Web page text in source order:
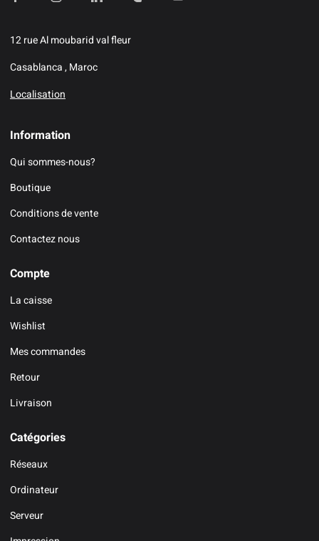
12 rue Al moubarid val fleur
Casablanca , Maroc
Localisation
Information
Qui sommes-nous?
Boutique
Conditions de vente
Contactez nous
Compte
La caisse
Wishlist
Mes commandes
Retour
Livraison
Catégories
Réseaux
Ordinateur
Serveur